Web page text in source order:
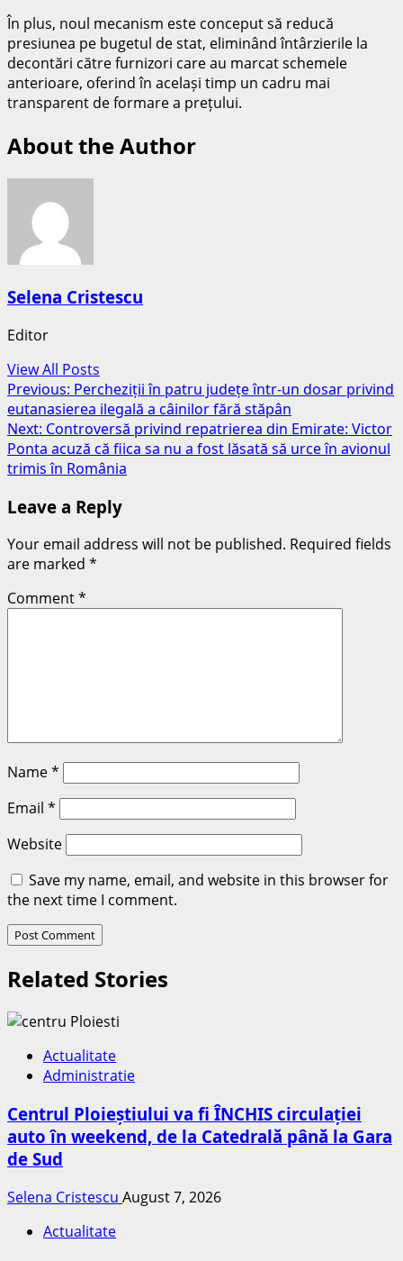
În plus, noul mecanism este conceput să reducă
presiunea pe bugetul de stat, eliminând întârzierile la
decontări către furnizori care au marcat schemele
anterioare, oferind în același timp un cadru mai
transparent de formare a prețului.
About the Author
Selena Cristescu
Editor
View All Posts
Post
navigation
Previous: Percheziții în patru județe într-un dosar privind
eutanasierea ilegală a câinilor fără stăpân
Next: Controversă privind repatrierea din Emirate: Victor
Ponta acuză că fiica sa nu a fost lăsată să urce în avionul
trimis în România
Leave a Reply
Your email address will not be published. Required fields
are marked *
Comment*
Name*
Email *
Website
Save my name, email, and website in this browser for
the next time I comment.
Related Stories
Actualitate
Administratie
Centrul Ploieștiului va fi ÎNCHIS circulației
auto în weekend, de la Catedrală până la Gara
de Sud
Selena Cristescu August 7, 2026
Actualitate